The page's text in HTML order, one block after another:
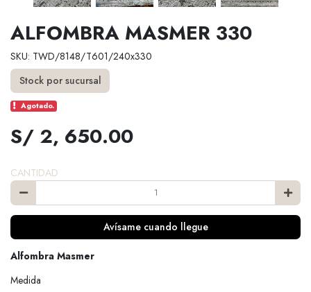
ALFOMBRA MASMER 330
SKU: TWD/8148/T601/240x330
Stock por sucursal
Agotado.
S/ 2, 650.00
CANTIDAD
Avísame cuando llegue
Alfombra Masmer
Medida